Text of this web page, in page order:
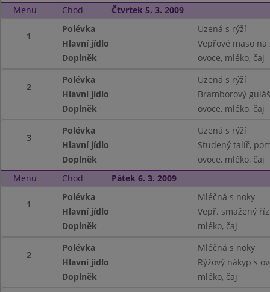
Menu
Chod Čtvrtek 5. 3. 2009
1
Polévka
Uzená s rýží
Hlavní jídlo
Vepřové maso
Doplněk
ovoce, mléko, čaj
2
Polévka
Uzená s rýží
Hlavní jídlo
Bramborový
Doplněk
ovoce, mléko, čaj
3
Polévka
Uzená s rýží
Hlavní jídlo
Studený talíř,
Doplněk
ovoce, mléko, čaj
Menu
Chod Pátek 6. 3. 2009
1
Polévka
Mléčná s noky
Hlavní jídlo
Vepř. smažený
Doplněk
mléko, čaj
2
Polévka
Mléčná s noky
Hlavní jídlo
Rýžový nákyp s
Doplněk
mléko, čaj